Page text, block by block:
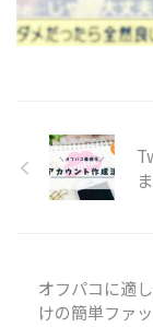
オフパコに適
けの簡単ファ